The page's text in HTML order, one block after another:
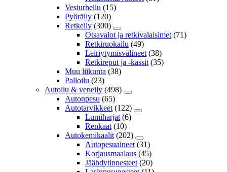
Vesiurheilu (15)
Pyöräily (120)
Retkeily (300)
Otsavalot ja retkivalaisimet (71)
Retkiruokailu (49)
Leiriytymisvälineet (38)
Retkireput ja -kassit (35)
Muu liikunta (38)
Palloilu (23)
Autoilu & veneily (498)
Autonpesu (65)
Autotarvikkeet (122)
Lumiharjat (6)
Renkaat (10)
Autokemikaalit (202)
Autopesuaineet (31)
Korjausmaalaus (45)
Jäähdytinnesteet (20)